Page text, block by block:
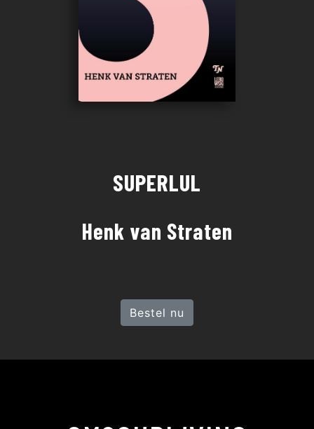
SUPERLUL
Henk van Straten
Bestel nu